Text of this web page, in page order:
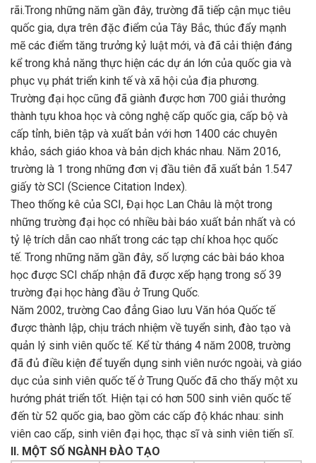
rãi.Trong những năm gần đây, trường đã tiếp cận mục tiêu
quốc gia, dựa trên đặc điểm của Tây Bắc, thúc đẩy mạnh
mẽ các điểm tăng trưởng kỷ luật mới, và đã cải thiện đáng
kể trong khả năng thực hiện các dự án lớn của quốc gia và
phục vụ phát triển kinh tế và xã hội của địa phương.
Trường đại học cũng đã giành được hơn 700 giải thưởng
thành tựu khoa học và công nghệ cấp quốc gia, cấp bộ và
cấp tỉnh, biên tập và xuất bản với hơn 1400 các chuyên
khảo, sách giáo khoa và bản dịch khác nhau. Năm 2016,
trường là 1 trong những đơn vị đầu tiên đã xuất bản 1.547
giấy tờ SCI (Science Citation Index).
Theo thống kê của SCI, Đại học Lan Châu là một trong
những trường đại học có nhiều bài báo xuất bản nhất và có
tỷ lệ trích dẫn cao nhất trong các tạp chí khoa học quốc
tế. Trong những năm gần đây, số lượng các bài báo khoa
học được SCI chấp nhận đã được xếp hạng trong số 39
trường đại học hàng đầu ở Trung Quốc.
Năm 2002, trường Cao đẳng Giao lưu Văn hóa Quốc tế
được thành lập, chịu trách nhiệm về tuyển sinh, đào tạo và
quản lý sinh viên quốc tế. Kể từ tháng 4 năm 2008, trường
đã đủ điều kiện để tuyển dụng sinh viên nước ngoài, và giáo
dục của sinh viên quốc tế ở Trung Quốc đã cho thấy một xu
hướng phát triển tốt. Hiện tại có hơn 500 sinh viên quốc tế
đến từ 52 quốc gia, bao gồm các cấp độ khác nhau: sinh
viên cao cấp, sinh viên đại học, thạc sĩ và sinh viên tiến sĩ.
II. MỘT SỐ NGÀNH ĐÀO TẠO